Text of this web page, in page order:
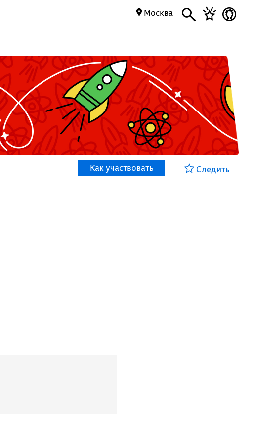
Москва
Как участвовать Следить